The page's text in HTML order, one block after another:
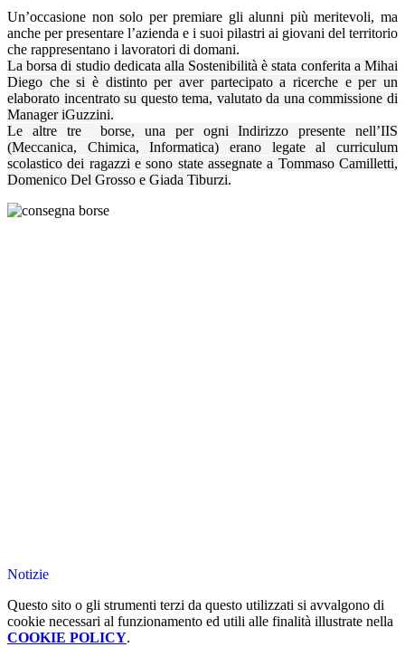
Un’occasione non solo per premiare gli alunni più meritevoli, ma
anche per presentare l’azienda e i suoi pilastri ai giovani del territorio
che rappresentano i lavoratori di domani.
La borsa di studio dedicata alla Sostenibilità è stata conferita a Mihai
Diego che si è distinto per aver partecipato a ricerche e per un
elaborato incentrato su questo tema, valutato da una commissione di
Manager iGuzzini.
Le altre tre
borse, una per ogni Indirizzo presente nell’IIS
(Meccanica, Chimica, Informatica) erano legate al curriculum
scolastico dei ragazzi e sono state assegnate a Tommaso Camilletti,
Domenico Del Grosso e Giada Tiburzi.
Notizie
Questo sito o gli strumenti terzi da questo utilizzati si avvalgono di
cookie necessari al funzionamento ed utili alle finalità illustrate nella
COOKIE POLICY.